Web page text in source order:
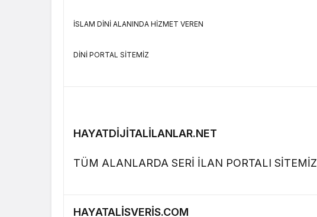
İSLAM DİNİ ALANINDA HİZMET VEREN
DİNİ PORTAL SİTEMİZ
HAYATDİJİTALİLANLAR.NET
TÜM ALANLARDA SERİ İLAN PORTALI SİTEMİZ
HAYATALİSVERİS.COM